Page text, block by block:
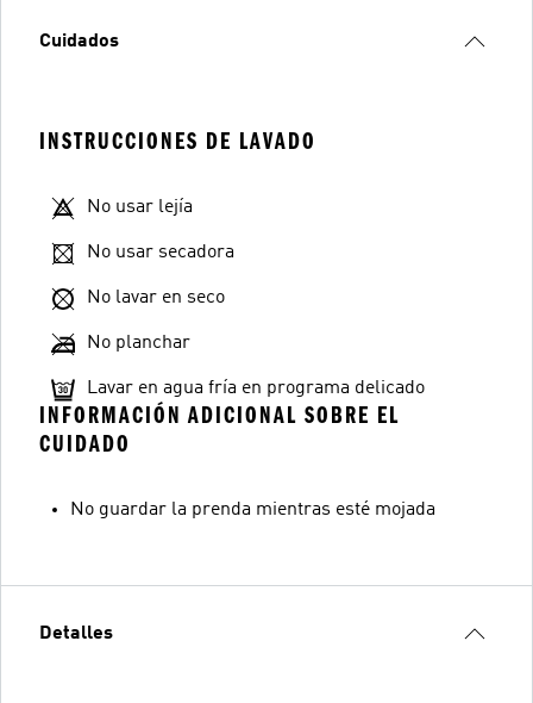
Cuidados
INSTRUCCIONES DE LAVADO
No usar lejía
No usar secadora
No lavar en seco
No planchar
Lavar en agua fría en programa delicado
INFORMACIÓN ADICIONAL SOBRE EL
CUIDADO
No guardar la prenda mientras esté mojada
Detalles